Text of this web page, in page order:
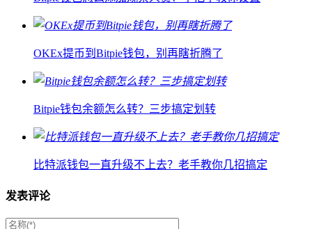
OKEx提币到Bitpie钱包，别再瞎折腾了
Bitpie钱包余额怎么转？三步搞定划转
比特派钱包一直升级不上去？老手教你几招搞定
发表评论